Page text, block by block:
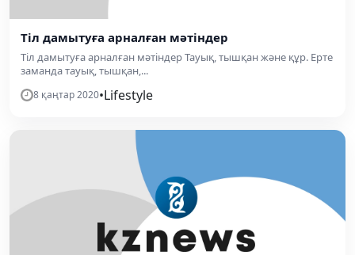
Тіл дамытуға арналған мәтіндер
Тіл дамытуға арналған мәтіндер Тауық, тышқан және құр. Ерте
заманда тауық, тышқан,...
8 қаңтар 2020•Lifestyle